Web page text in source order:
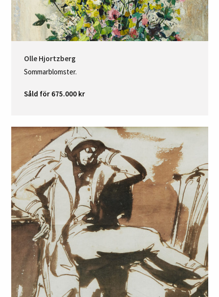
Olle Hjortzberg
Sommarblomster.
Såld för 675.000 kr